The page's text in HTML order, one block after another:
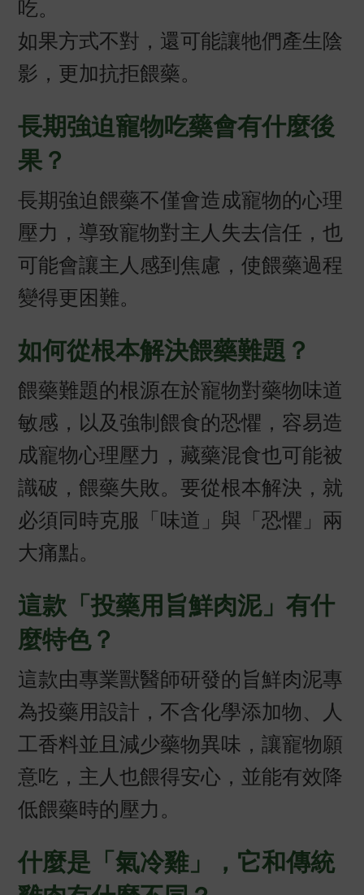
吃。
如果方式不對，還可能讓牠們產生陰
影，更加抗拒餵藥。
長期強迫寵物吃藥會有什麼後
果？
長期強迫餵藥不僅會造成寵物的心理
壓力，導致寵物對主人失去信任，也
可能會讓主人感到焦慮，使餵藥過程
變得更困難。
如何從根本解決餵藥難題？
餵藥難題的根源在於寵物對藥物味道
敏感，以及強制餵食的恐懼，容易造
成寵物心理壓力，藏藥混食也可能被
識破，餵藥失敗。要從根本解決，就
必須同時克服「味道」與「恐懼」兩
大痛點。
這款「投藥用旨鮮肉泥」有什
麼特色？
這款由專業獸醫師研發的旨鮮肉泥專
為投藥用設計，不含化學添加物、人
工香料並且減少藥物異味，讓寵物願
意吃，主人也餵得安心，並能有效降
低餵藥時的壓力。
什麼是「氣冷雞」，它和傳統